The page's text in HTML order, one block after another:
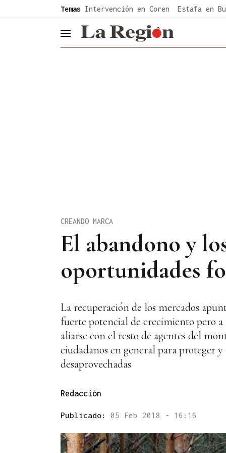
Temas Intervención en Coren Estafa en
header.menu.open
El abandono y
oportunidades
CREANDO MARCA
La recuperación de los mercados
fuerte potencial de crecimiento pero
aliarse con el resto de agentes del
ciudadanos en general para proteger
desaprovechadas
Redacción
Publicado: 05 Feb 2018 - 16:16